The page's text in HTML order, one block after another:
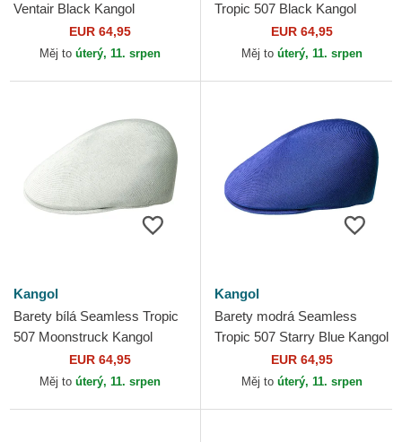
Ventair Black Kangol
EUR 64,95
Měj to úterý, 11. srpen
Tropic 507 Black Kangol
EUR 64,95
Měj to úterý, 11. srpen
Kangol
Barety bílá Seamless Tropic
507 Moonstruck Kangol
EUR 64,95
Měj to úterý, 11. srpen
Kangol
Barety modrá Seamless
Tropic 507 Starry Blue Kangol
EUR 64,95
Měj to úterý, 11. srpen